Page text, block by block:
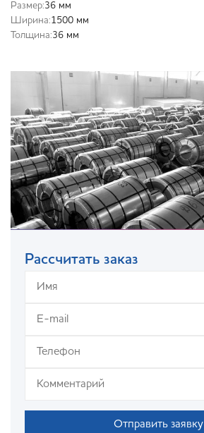
Размер:36 мм
Ширина:1500 мм
Толщина:36 мм
Рассчитать заказ
Отправить заявку